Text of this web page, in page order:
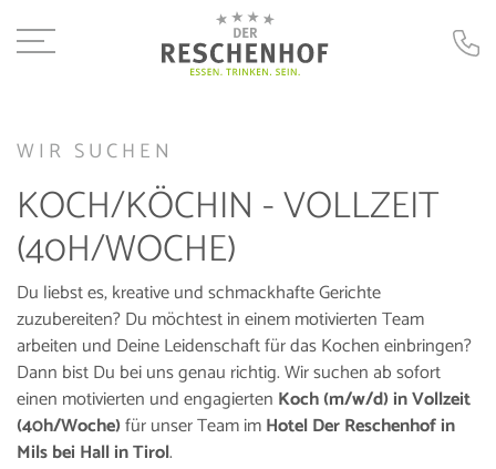
WIR SUCHEN
KOCH/KÖCHIN - VOLLZEIT
(40H/WOCHE)
Du liebst es, kreative und schmackhafte Gerichte
zuzubereiten? Du möchtest in einem motivierten Team
arbeiten und Deine Leidenschaft für das Kochen einbringen?
Dann bist Du bei uns genau richtig. Wir suchen ab sofort
einen motivierten und engagierten Koch (m/w/d) in Vollzeit
(40h/Woche)für unser Team imHotel Der Reschenhof in
Mils bei Hall in Tirol.